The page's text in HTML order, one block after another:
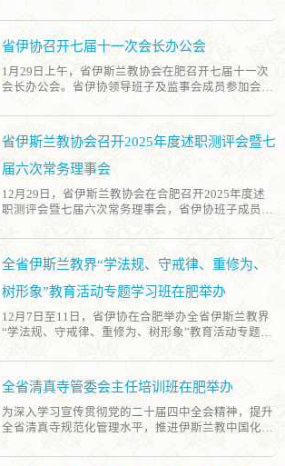
财务规范运行、安全风险防控等方面的落实情况。 调
研期间，还组织赴桐城六尺巷、望江回民渡江突击队
纪念馆等地，开展礼让谦和优秀传统文化研学，汲取
红色革命精神力量，切实以传统文化涵养包容向善理
念，以红色精神厚植爱党爱国爱教情怀，不断提升省
伊斯兰教中国化，邀请专家学者围绕宗教经典中国化
阐释、“学法规、守戒律、重修为、树形象”教育活
动、教务工作实践、国际热点问题等开展专题授课，
并组织全体学员赴中国人民抗日战争纪念馆、卢沟桥
开展爱国主义教育实践活动。 培训期间召开学员座谈
纷纷表示将以此次培训为契机，持续提升综合素养，
和谐、民族和睦贡献力量。
省伊协召开七届十一次会长办公会
1月29日上午，省伊斯兰教协会在肥召开七届十一次
会长办公会。省伊协领导班子及监事会成员参加会
部、省民宗委相关处室负责同志到会指导。 会议传达
学习了习近平主席2026年新年贺词，解读了中国伊斯
兰教协会新修订的《伊斯兰教活动场所主要教职聘任
办法》，研究谋划了省伊协全年工作，审议了《新编
卧尔兹演讲集》整理出版事宜，启动了“清真寺建筑
艺术中国化研究”项目，并讨论了伊斯兰教教职人员
备案信息省际迁移流程等事宜。同时，省伊协召开
会，为持续推进教育活动走深走实奠定了坚实基础。
省伊斯兰教协会召开2025年度述职测评会暨七
届六次常务理事会
12月29日，省伊斯兰教协会在合肥召开2025年度述
职测评会暨七届六次常务理事会，省伊协班子成员、
加会议。 会议审议并通过了2025年度省伊协工作报
告与财务报告，通报了监事会年度工作情况，研究了
省伊协2026年工作要点。 会上，省伊协会长马庆山
代表领导班子作2025年度工作报告，全面总结一年来
在强化政治引领、推进伊斯兰教中国化、落实全面从
严治教、加强自身建设、服务信教群众等方面的工作
成效。随后，7名班子成员围绕年度履职情况依次进
主、工作上高效”的集体标准和“政治上靠得住、宗教
上有造诣、品德上能服众、关键时起作用”的个人标
准，结合实际履职表现，对省伊协领导班子和成员进
行了评议。 会后，组织召开了“学法规、守戒律、重
修为、树形象”教育活动专题理论学习会，并开展宗
想、压实责任、明确任务、激发动力。
全省伊斯兰教界“学法规、守戒律、重修为、
树形象”教育活动专题学习班在肥举办
12月7日至11日，省伊协在合肥举办全省伊斯兰教界
“学法规、守戒律、重修为、树形象”教育活动专题学
成员等百余人参加学习。 学习班将理论教学与现场教
学有机结合，邀请专家学者系统解读党的二十届四中
全会精神、习近平总书记关于宗教工作的重要论述和
《习近平谈治国理政》第五卷，引导学员重点学习党
的宗教工作方针政策、国家法律法规及宗教团体规章
主义现场教学，9名基层协会负责人以“学法规、守戒
全省清真寺管委会主任培训班在肥举办
为深入学习宣传贯彻党的二十届四中全会精神，提升
全省清真寺规范化管理水平，推进伊斯兰教中国化安
在合肥举办全省清真寺管委会主任培训班。省伊协领